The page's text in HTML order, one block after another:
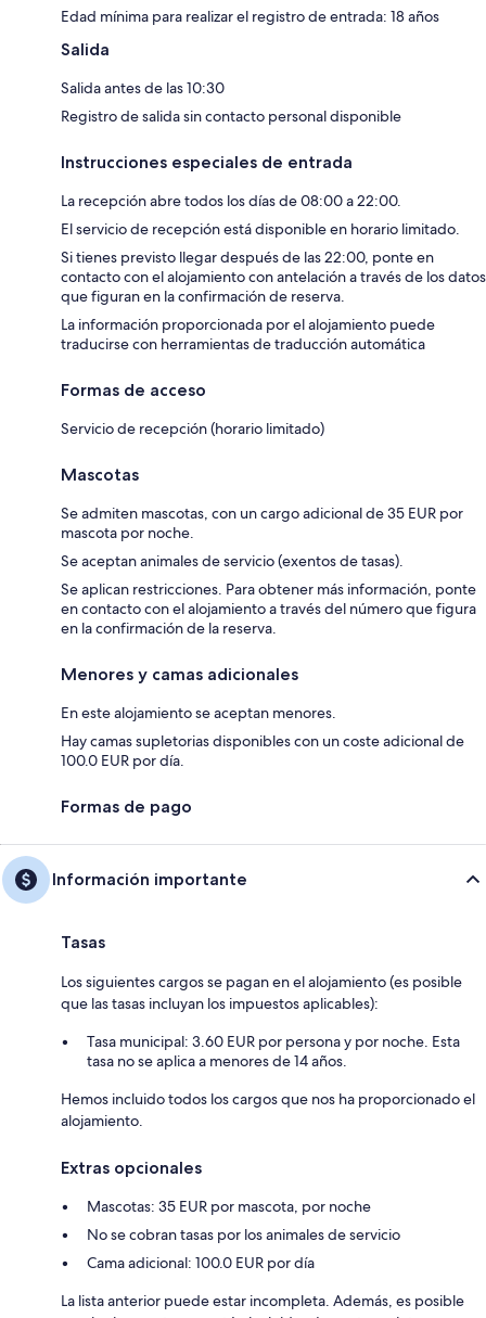
Edad mínima para realizar el registro de entrada: 18 años
Salida
Salida antes de las 10:30
Registro de salida sin contacto personal disponible
Instrucciones especiales de entrada
La recepción abre todos los días de 08:00 a 22:00.
El servicio de recepción está disponible en horario limitado.
Si tienes previsto llegar después de las 22:00, ponte en
contacto con el alojamiento con antelación a través de los datos
que figuran en la confirmación de reserva.
La información proporcionada por el alojamiento puede
traducirse con herramientas de traducción automática
Formas de acceso
Servicio de recepción (horario limitado)
Mascotas
Se admiten mascotas, con un cargo adicional de 35 EUR por
mascota por noche.
Se aceptan animales de servicio (exentos de tasas).
Se aplican restricciones. Para obtener más información, ponte
en contacto con el alojamiento a través del número que figura
en la confirmación de la reserva.
Menores y camas adicionales
En este alojamiento se aceptan menores.
Hay camas supletorias disponibles con un coste adicional de
100.0 EUR por día.
Formas de pago
Información importante
Tasas
Los siguientes cargos se pagan en el alojamiento (es posible
que las tasas incluyan los impuestos aplicables):
Tasa municipal: 3.60 EUR por persona y por noche. Esta
tasa no se aplica a menores de 14 años.
Hemos incluido todos los cargos que nos ha proporcionado el
alojamiento.
Extras opcionales
Mascotas: 35 EUR por mascota, por noche
No se cobran tasas por los animales de servicio
Cama adicional: 100.0 EUR por día
La lista anterior puede estar incompleta. Además, es posible